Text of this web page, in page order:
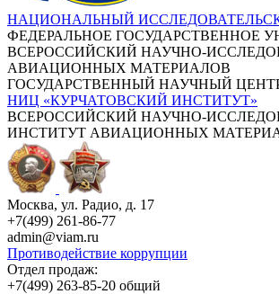
НАЦИОНАЛЬНЫЙ
ФЕДЕРАЛЬНОЕ ГОСУДАРСТВЕННОЕ
ВСЕРОССИЙСКИЙ НАУЧНО-
АВИАЦИОННЫХ МАТЕРИАЛОВ
ГОСУДАРСТВЕННЫЙ НАУЧНЫЙ
НИЦ «КУРЧАТОВСКИЙ ИНСТИТУТ»
ВСЕРОССИЙСКИЙ НАУЧНО-
ИНСТИТУТ АВИАЦИОННЫХ
Москва, ул. Радио, д. 17
+7(499) 261-86-77
admin@viam.ru
Противодействие коррупции
Отдел продаж:
+7(499) 263-85-20 общий